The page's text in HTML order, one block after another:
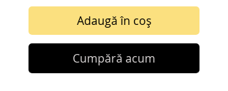
Adaugă în coș
Cumpără acum